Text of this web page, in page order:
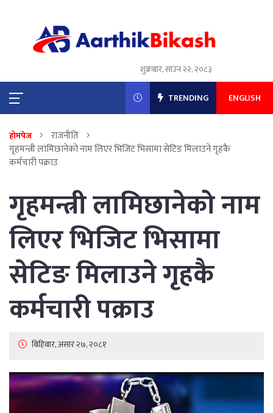
शुक्रबार, साउन २२, २०८३
TRENDING ENGLISH
होमपेज
राजनीति
गृहमन्त्री लामिछानेको नाम लिएर भिजिट भिसामा सेटिङ मिलाउने गृहकै
कर्मचारी पक्राउ
गृहमन्त्री लामिछानेको नाम
लिएर भिजिट भिसामा
सेटिङ मिलाउने गृहकै
कर्मचारी पक्राउ
बिहिबार, असार २७, २०८१